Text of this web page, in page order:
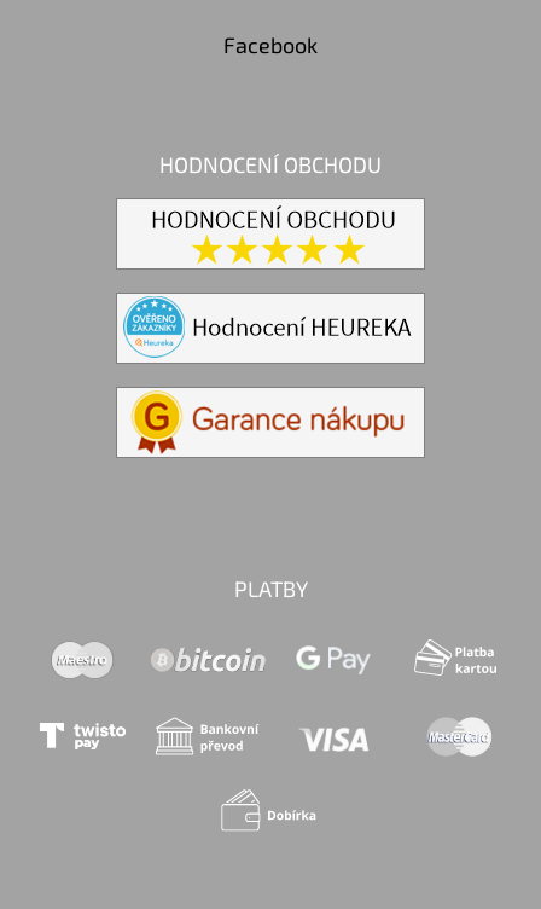
Facebook
HODNOCENÍ OBCHODU
PLATBY